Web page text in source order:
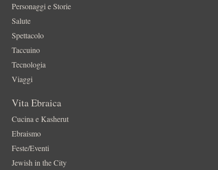
Personaggi e Storie
Salute
Spettacolo
Taccuino
Tecnologia
Viaggi
Vita Ebraica
Cucina e Kasherut
Ebraismo
Feste/Eventi
Jewish in the City